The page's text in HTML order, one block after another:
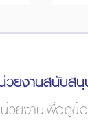
วยงานสนับส
วยงานเพื่อดูข้